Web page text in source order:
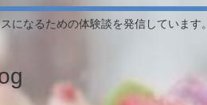
になるための体験談を発信しています。